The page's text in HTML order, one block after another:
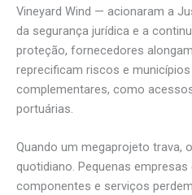
Vineyard Wind — acionaram a
da segurança jurídica e a
proteção, fornecedores
reprecificam riscos e
complementares, como
portuárias.
Quando um megaprojeto trava,
quotidiano. Pequenas
componentes e serviços